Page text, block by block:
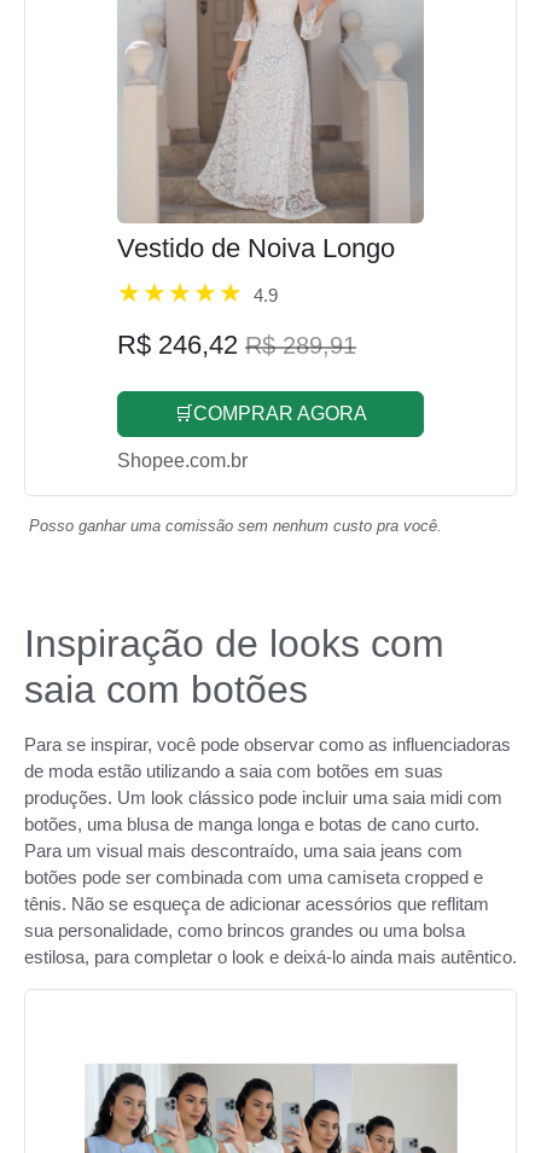
Vestido de Noiva Longo
4.9
R$ 246,42 R$ 289,91
🛒COMPRAR AGORA
Shopee.com.br
Posso ganhar uma comissão sem nenhum custo pra você.
Inspiração de looks com
saia com botões
Para se inspirar, você pode observar como as influenciadoras
de moda estão utilizando a saia com botões em suas
produções. Um look clássico pode incluir uma saia midi com
botões, uma blusa de manga longa e botas de cano curto.
Para um visual mais descontraído, uma saia jeans com
botões pode ser combinada com uma camiseta cropped e
tênis. Não se esqueça de adicionar acessórios que reflitam
sua personalidade, como brincos grandes ou uma bolsa
estilosa, para completar o look e deixá-lo ainda mais autêntico.